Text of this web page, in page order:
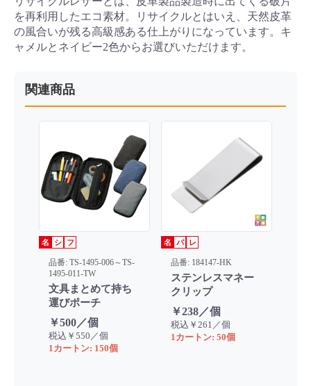
を再利用したエコ素材。リサイクルとはいえ、天然皮革
の風合いが残る高級感ある仕上がりになっています。キ
ャメルとネイビー2色からお選びいただけます。
関連商品
名 シ フ
品番: TS-1495-006～TS-
1495-011-TW
文具まとめて持ち
運びポーチ
￥500／個
税込￥550／個
1カートン: 150個
名 パ レ
品番: 184147-HK
ステンレスマネー
クリップ
￥238／個
税込￥261／個
1カートン: 50個